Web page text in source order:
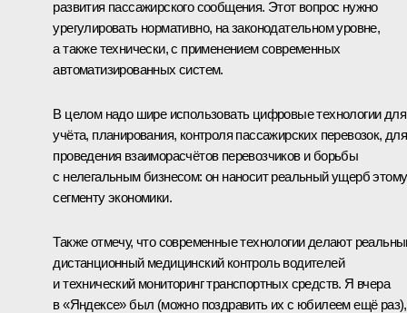
развития пассажирского сообщения. Этот вопрос нужно
урегулировать нормативно, на законодательном уровне,
а также технически, с применением современных
автоматизированных систем.
В целом надо шире использовать цифровые технологии для
учёта, планирования, контроля пассажирских перевозок, для
проведения взаиморасчётов перевозчиков и борьбы
с нелегальным бизнесом: он наносит реальный ущерб этому
сегменту экономики.
Также отмечу, что современные технологии делают
дистанционный медицинский контроль водителей
и технический мониторинг транспортных средств. Я вчера
в «Яндексе» был (можно поздравить их с юбилеем ещё раз),